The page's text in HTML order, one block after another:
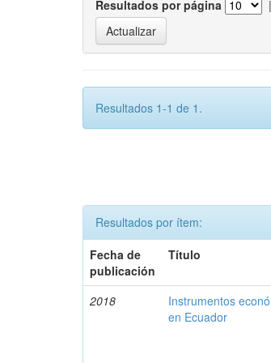
Resultados por página |
Resultados 1-1 de 1.
Resultados por ítem:
Fecha de
publicación
Título
2018
Instrumentos
en Ecuador